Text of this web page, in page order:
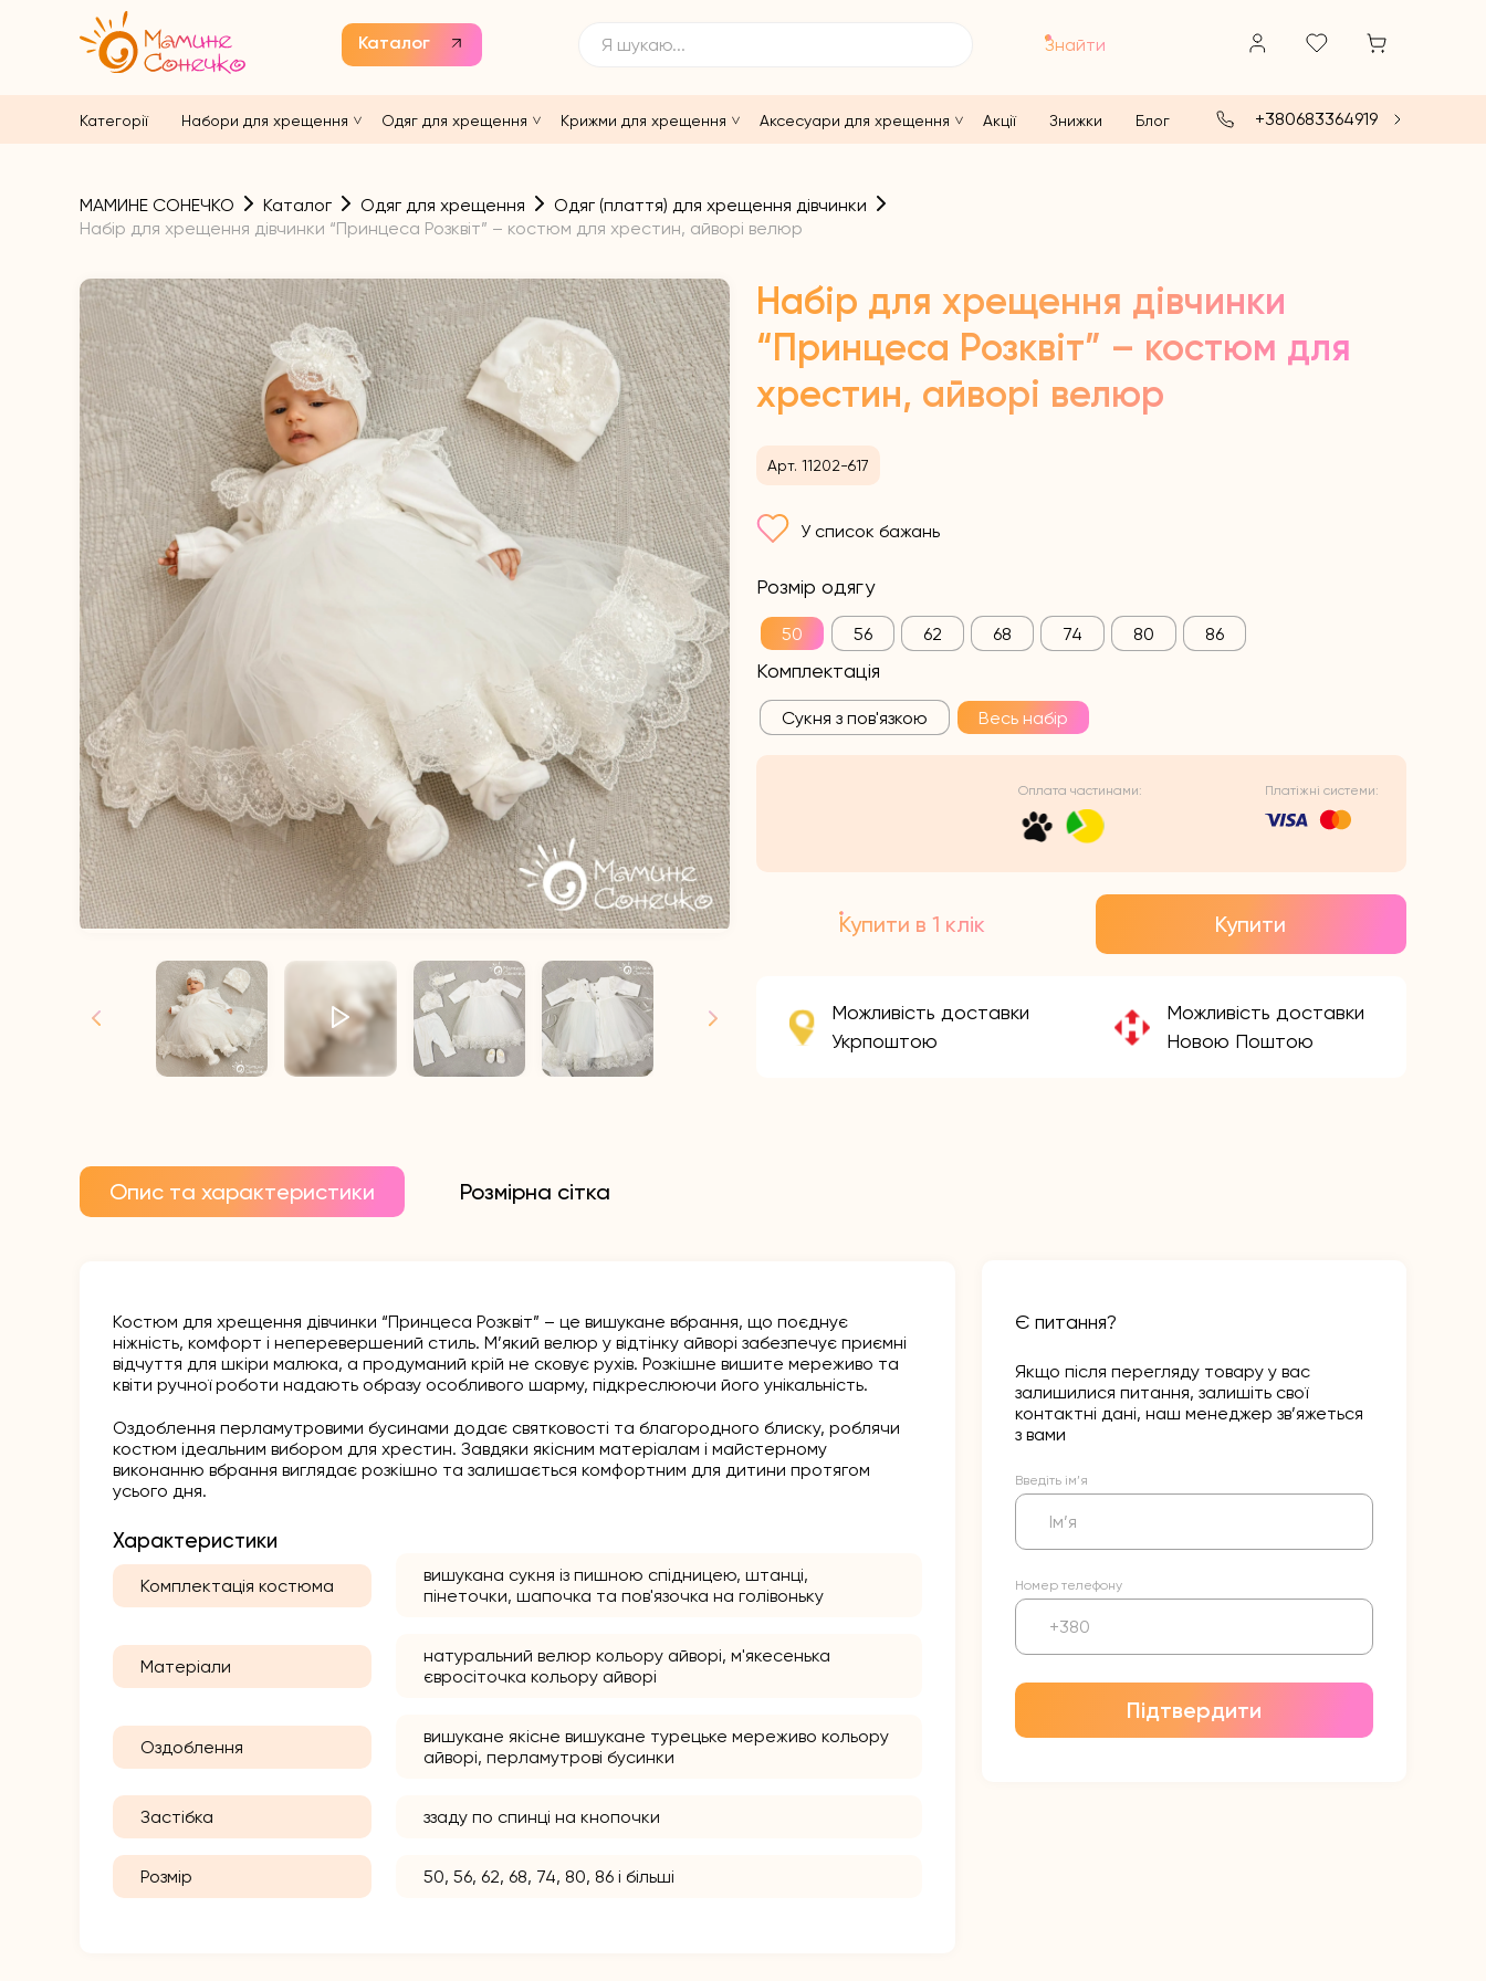
Каталог Знайти
Категорії Набори для хрещення Одяг для хрещення Крижми для хрещення Аксесуари для хрещення Акції Знижки Блог +380683364919
МАМИНЕ СОНЕЧКО Каталог Одяг для хрещення
Одяг (плаття) для хрещення дівчинки
Набір для хрещення дівчинки “Принцеса Розквіт” – костюм для хрестин, айворі велюр
Набір для хрещення дівчинки
“Принцеса Розквіт” – костюм для
хрестин, айворі велюр
Арт. 11202-617
У список бажань
Розмір одягу
50 56 62 68 74 80 86
Комплектація
Сукня з пов'язкою Весь набір
Оплата частинами: Платіжні системи:
Купити в 1 клік Купити
Можливість доставки
Укрпоштою
Можливість доставки
Новою Поштою
Опис та характеристики Розмірна сітка
Костюм для хрещення дівчинки “Принцеса Розквіт” – це вишукане вбрання, що поєднує
ніжність, комфорт і неперевершений стиль. М’який велюр у відтінку айворі забезпечує приємні
відчуття для шкіри малюка, а продуманий крій не сковує рухів. Розкішне вишите мереживо та
квіти ручної роботи надають образу особливого шарму, підкреслюючи його унікальність.
Оздоблення перламутровими бусинами додає святковості та благородного блиску, роблячи
костюм ідеальним вибором для хрестин. Завдяки якісним матеріалам і майстерному
виконанню вбрання виглядає розкішно та залишається комфортним для дитини протягом
усього дня.
Характеристики
Комплектація костюма
вишукана сукня із пишною спідницею, штанці,
пінеточки, шапочка та пов'язочка на голівоньку
Матеріали
натуральний велюр кольору айворі, м'якесенька
євросіточка кольору айворі
Оздоблення
вишукане якісне вишукане турецьке мереживо кольору
айворі, перламутрові бусинки
Застібка ззаду по спинці на кнопочки
Розмір 50, 56, 62, 68, 74, 80, 86 і більші
Є питання?
Якщо після перегляду товару у вас
залишилися питання, залишіть свої
контактні дані, наш менеджер зв’яжеться
з вами
Введіть ім’я
Номер телефону
Підтвердити